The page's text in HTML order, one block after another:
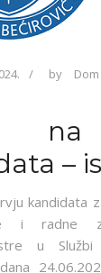
by
na
–
kandidata
i radne
u Službi